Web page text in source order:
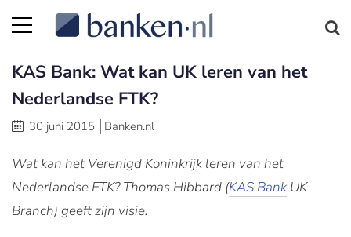
KAS Bank: Wat kan UK leren van het
Nederlandse FTK?
30 juni 2015 Banken.nl
Wat kan het Verenigd Koninkrijk leren van het
Nederlandse FTK? Thomas Hibbard (KAS Bank UK
Branch) geeft zijn visie.